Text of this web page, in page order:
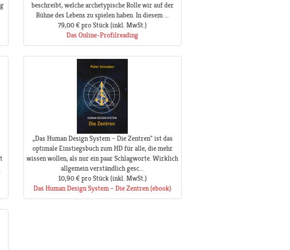
beschreibt, welche archetypische Rolle wir auf der
Bühne des Lebens zu spielen haben. In diesem ...
79,00 €pro Stück(inkl. MwSt.)
Das Online-Profilreading
„Das Human Design System – Die Zentren" ist das
optimale Einstiegsbuch zum HD für alle, die mehr
wissen wollen, als nur ein paar Schlagworte. Wirklich
allgemein verständlich gesc...
10,90 €pro Stück(inkl. MwSt.)
Das Human Design System – Die Zentren (ebook)